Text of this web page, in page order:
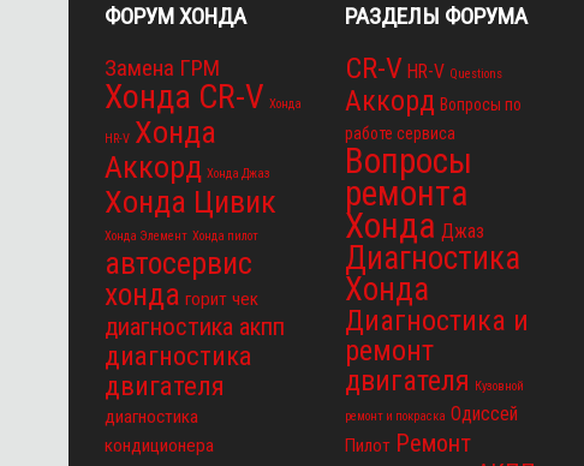
ФОРУМ ХОНДА
Замена ГРМ
Хонда CR-V Хонда
HR-V Хонда
Аккорд Хонда Джаз
Хонда Цивик
Хонда Элемент Хонда пилот
автосервис
хонда горит чек
диагностика акпп
диагностика
двигателя
диагностика
кондиционера
РАЗДЕЛЫ ФОРУМА
CR-V HR-V Questions
Аккорд Вопросы по
работе сервиса
Вопросы
ремонта
Хонда Джаз
Диагностика
Хонда
Диагностика и
ремонт
двигателя Кузовной
ремонт и покраска Одиссей
Пилот Ремонт